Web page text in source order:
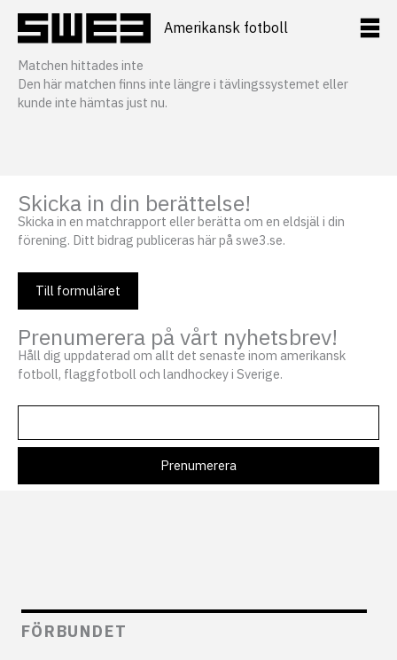
innehåll
Amerikansk fotboll
Matchen hittades inte
Den här matchen finns inte längre i tävlingssystemet eller
kunde inte hämtas just nu.
Skicka in din berättelse!
Skicka in en matchrapport eller berätta om en eldsjäl i din
förening. Ditt bidrag publiceras här på swe3.se.
Till formuläret
Prenumerera på vårt nyhetsbrev!
Håll dig uppdaterad om allt det senaste inom amerikansk
fotboll, flaggfotboll och landhockey i Sverige.
FÖRBUNDET